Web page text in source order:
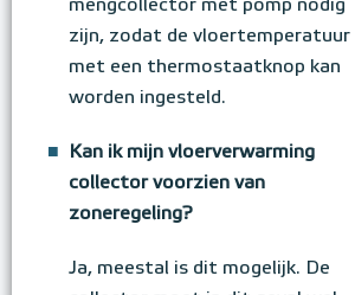
mengcollector met pomp nodig
zijn, zodat de vloertemperatuur
met een thermostaatknop kan
worden ingesteld.
■
Kan ik mijn vloerverwarming
collector voorzien van
zoneregeling?
Ja, meestal is dit mogelijk. De